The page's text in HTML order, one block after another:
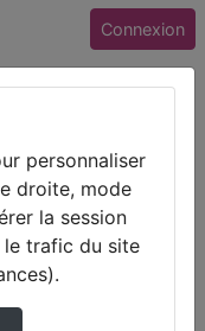
Connexion
pour cette vidéo.
personnaliser
droite, mode
la session
trafic du site